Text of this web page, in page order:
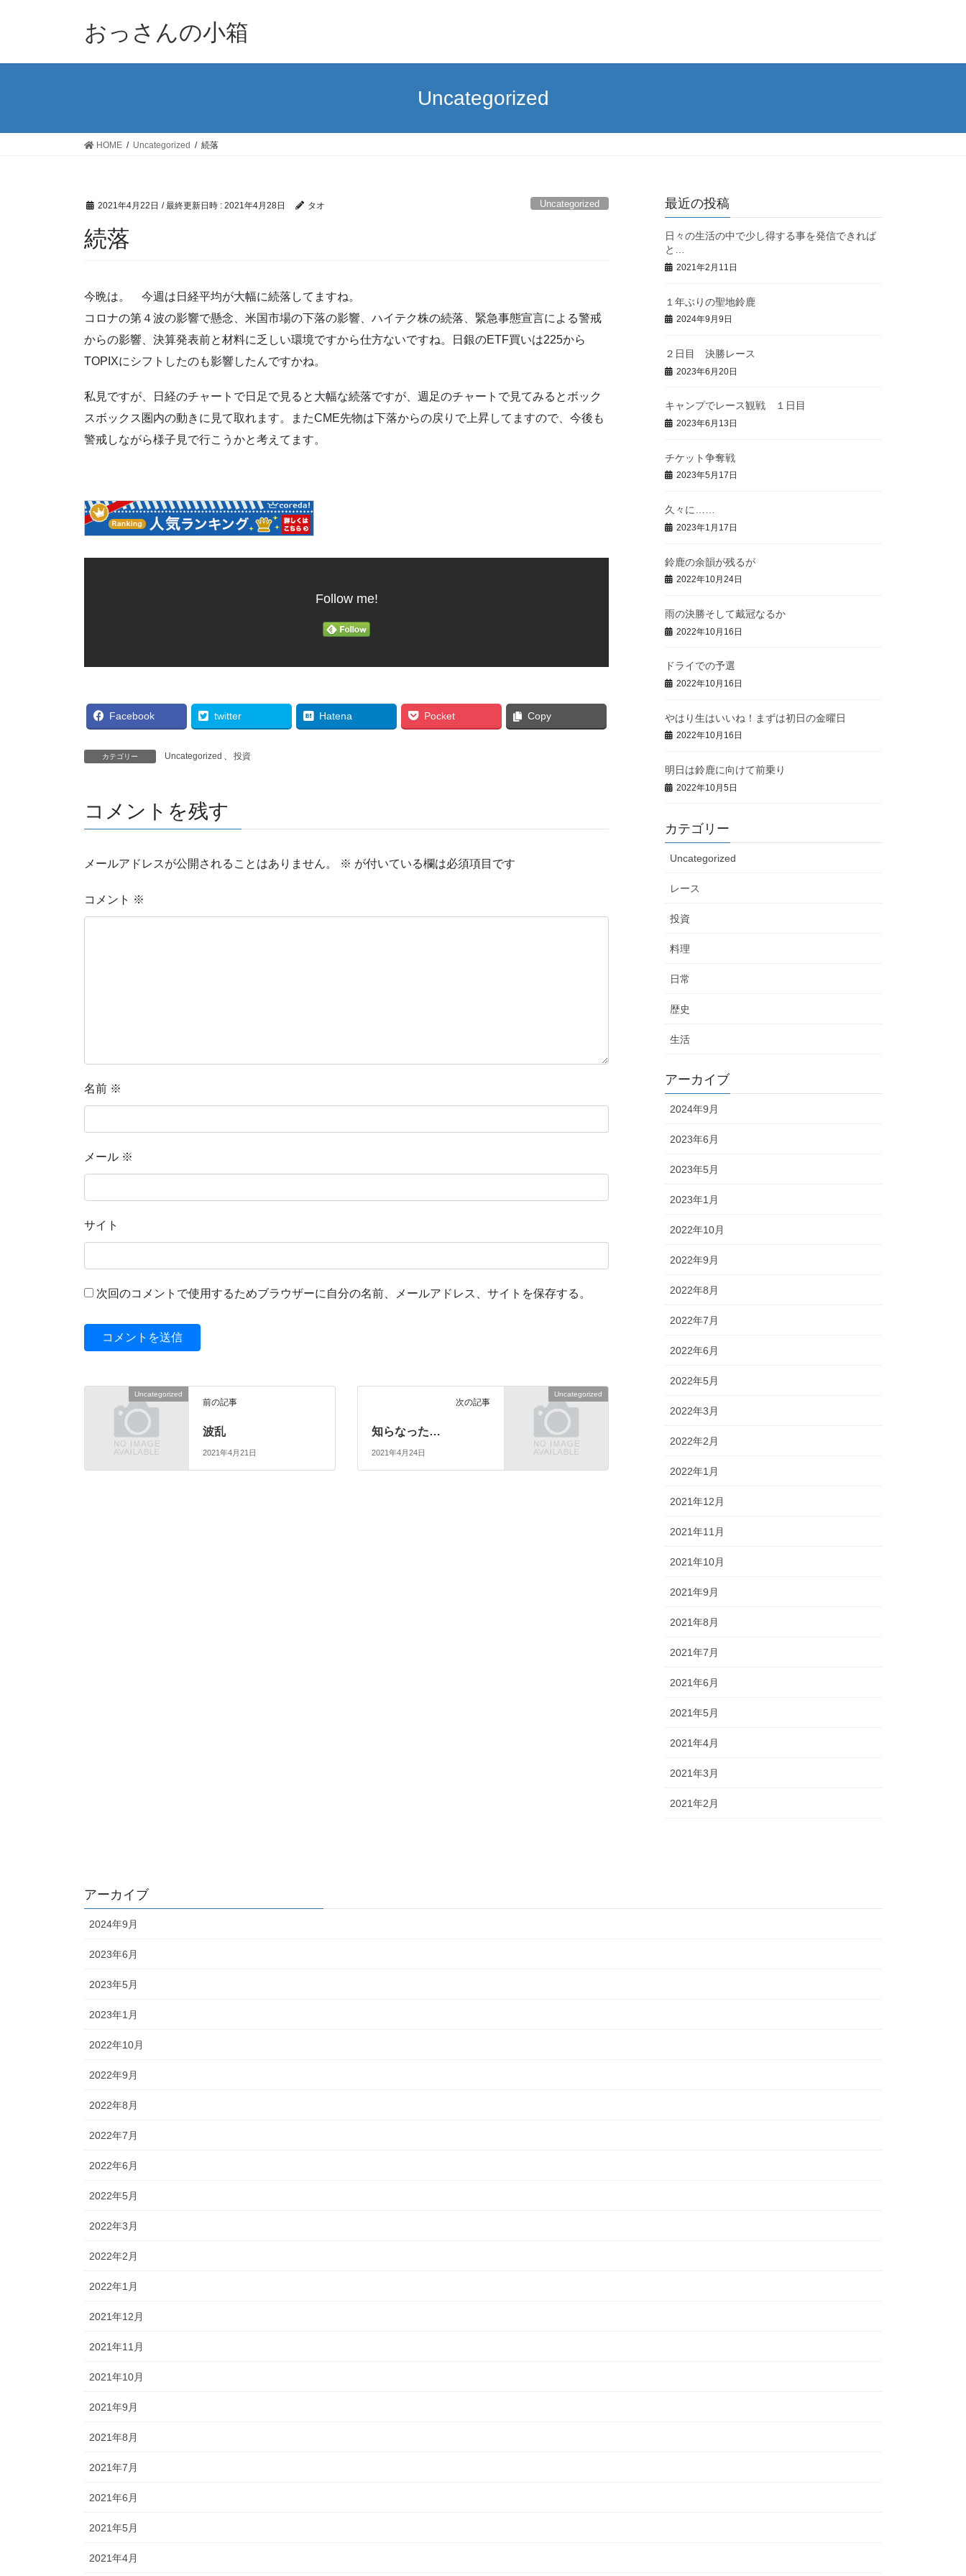
おっさんの小箱
Uncategorized
HOME Uncategorized 続落
2021年4月22日 / 最終更新日時 : 2021年4月28日 タオ Uncategorized
続落
今晩は。 今週は日経平均が大幅に続落してますね。
コロナの第４波の影響で懸念、米国市場の下落の影響、ハイテク株の続落、緊急事態宣言による警戒
からの影響、決算発表前と材料に乏しい環境ですから仕方ないですね。日銀のETF買いは225から
TOPIXにシフトしたのも影響したんですかね。
私見ですが、日経のチャートで日足で見ると大幅な続落ですが、週足のチャートで見てみるとボック
スボックス圏内の動きに見て取れます。またCME先物は下落からの戻りで上昇してますので、今後も
警戒しながら様子見で行こうかと考えてます。
Follow me!
Facebook twitter Hatena Pocket Copy
カテゴリー Uncategorized 投資
コメントを残す
メールアドレスが公開されることはありません。 ※ が付いている欄は必須項目です
コメント ※
名前 ※
メール ※
サイト
次回のコメントで使用するためブラウザーに自分の名前、メールアドレス、サイトを保存する。
Uncategorized
前の記事
波乱
2021年4月21日
Uncategorized
次の記事
知らなった…
2021年4月24日
最近の投稿
日々の生活の中で少し得する事を発信できれば
と…
2021年2月11日
１年ぶりの聖地鈴鹿
2024年9月9日
２日目 決勝レース
2023年6月20日
キャンプでレース観戦 １日目
2023年6月13日
チケット争奪戦
2023年5月17日
久々に……
2023年1月17日
鈴鹿の余韻が残るが
2022年10月24日
雨の決勝そして戴冠なるか
2022年10月16日
ドライでの予選
2022年10月16日
やはり生はいいね！まずは初日の金曜日
2022年10月16日
明日は鈴鹿に向けて前乗り
2022年10月5日
カテゴリー
Uncategorized
レース
投資
料理
日常
歴史
生活
アーカイブ
2024年9月
2023年6月
2023年5月
2023年1月
2022年10月
2022年9月
2022年8月
2022年7月
2022年6月
2022年5月
2022年3月
2022年2月
2022年1月
2021年12月
2021年11月
2021年10月
2021年9月
2021年8月
2021年7月
2021年6月
2021年5月
2021年4月
2021年3月
2021年2月
アーカイブ
2024年9月
2023年6月
2023年5月
2023年1月
2022年10月
2022年9月
2022年8月
2022年7月
2022年6月
2022年5月
2022年3月
2022年2月
2022年1月
2021年12月
2021年11月
2021年10月
2021年9月
2021年8月
2021年7月
2021年6月
2021年5月
2021年4月